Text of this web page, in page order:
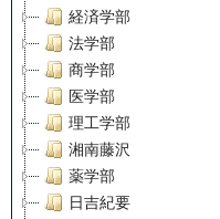
経済学部
法学部
商学部
医学部
理工学部
湘南藤沢
薬学部
日吉紀要